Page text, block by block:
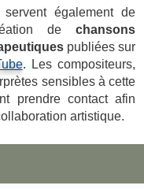
également de
de chansons
publiées sur
. Les compositeurs,
sensibles à cette
prendre contact afin
artistique.